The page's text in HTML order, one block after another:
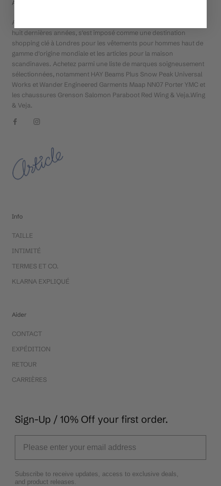
À propos de l'article.
Article a ouvert ses portes à Shoreditch en 2012 et, au cours des
huit dernières années, s'est imposé comme une destination
shopping clé à Londres pour les vêtements pour hommes haut de
gamme d'origine mondiale et les articles pour la maison
scandinaves. Achetez parmi une liste de marques soigneusement
sélectionnées, notamment HAY Beams Plus Snow Peak Universal
Works et Wander Engineered Garments Maap NN07 Porter YMC et
les chaussures Grenson Salomon Paraboot Red Wing & Veja.Wing
& Veja.
Info
TAILLE
INTIMITÉ
TERMES ET CO.
KLARNA EXPLIQUÉ
Aider
CONTACT
EXPÉDITION
RETOUR
CARRIÈRES
Sign-Up / 10% Off your first order.
Subscribe to receive updates, access to exclusive deals,
and product releases.